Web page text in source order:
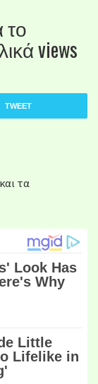
views
TWEET
τα